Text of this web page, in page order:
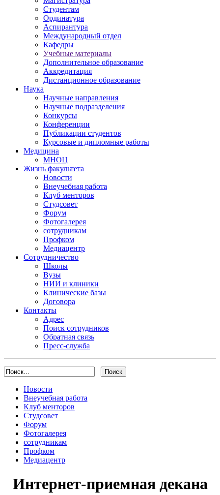
Студентам
Ординатура
Аспирантура
Международный отдел
Кафедры
Учебные материалы
Дополнительное образование
Аккредитация
Дистанционное образование
Наука
Научные направления
Научные подразделения
Конкурсы
Конференции
Публикации студентов
Курсовые и дипломные работы
Медицина
МНОЦ
Жизнь факультета
Новости
Внеучебная работа
Клуб менторов
Студсовет
Форум
Фотогалерея
сотрудникам
Профком
Медиацентр
Сотрудничество
Школы
Вузы
НИИ и клиники
Клинические базы
Договора
Контакты
Адрес
Поиск сотрудников
Обратная связь
Пресс-служба
Новости
Внеучебная работа
Клуб менторов
Студсовет
Форум
Фотогалерея
сотрудникам
Профком
Медиацентр
Интернет-приемная декана